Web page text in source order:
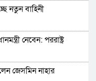
নতুন বাহিনী
নেবেন: পররাষ্ট্র
জেসমিন নাহার